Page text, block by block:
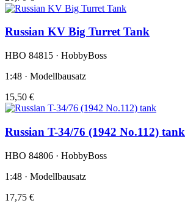
Russian KV Big Turret Tank
HBO 84815 · HobbyBoss
1:48 · Modellbausatz
15,50 €
Russian T-34/76 (1942 No.112) tank
HBO 84806 · HobbyBoss
1:48 · Modellbausatz
17,75 €